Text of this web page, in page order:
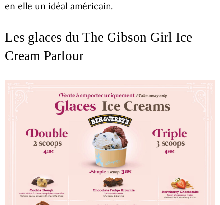
en elle un idéal américain.
Les glaces du The Gibson Girl Ice
Cream Parlour